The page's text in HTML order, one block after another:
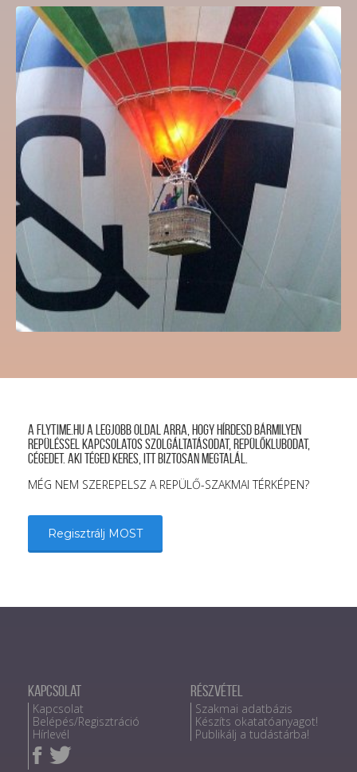
Hőlégballon sétarepülés PhoenixHRE
36,830Ft
A FLYTIME.HU a legjobb oldal arra, hogy hírdesd bármilyen
repüléssel kapcsolatos szolgáltatásodat, repülőklubodat,
cégedet. Aki téged keres, itt biztosan megtalál.
MÉG NEM SZEREPELSZ A REPÜLŐ-SZAKMAI TÉRKÉPEN?
Regisztrálj MOST
Kapcsolat
Kapcsolat
Belépés/Regisztráció
Hírlevél
Részvétel
Szakmai adatbázis
Készíts okatatóanyagot!
Publikálj a tudástárba!